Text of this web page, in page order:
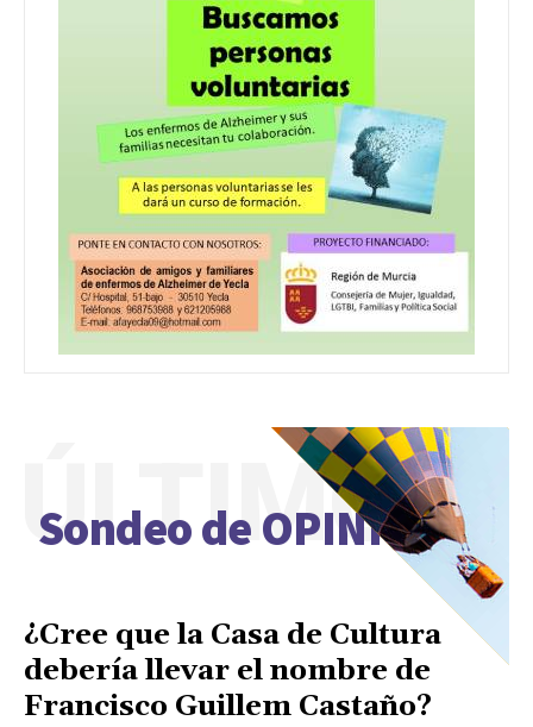
Sondeo de OPINIÓN
ÚLTIMO
¿Cree que la Casa de Cultura
debería llevar el nombre de
Francisco Guillem Castaño?